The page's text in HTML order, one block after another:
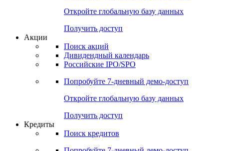
Откройте глобальную базу данных
Получить доступ
Акции
Поиск акций
Дивидендный календарь
Российские IPO/SPO
Попробуйте 7-дневный демо-доступ
Откройте глобальную базу данных
Получить доступ
Кредиты
Поиск кредитов